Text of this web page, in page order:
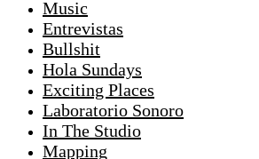
Music
Entrevistas
Bullshit
Hola Sundays
Exciting Places
Laboratorio Sonoro
In The Studio
Mapping